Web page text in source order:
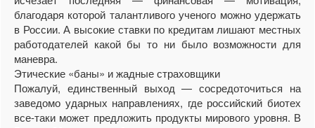
благодаря которой талантливого ученого можно удержать
в России. А высокие ставки по кредитам лишают местных
работодателей какой бы то ни было возможности для
маневра.
Этические «баны» и жадные страховщики
Пожалуй, единственный выход — сосредоточиться на
заведомо ударных направлениях, где российский биотех
все-таки может предложить продукты мирового уровня. В